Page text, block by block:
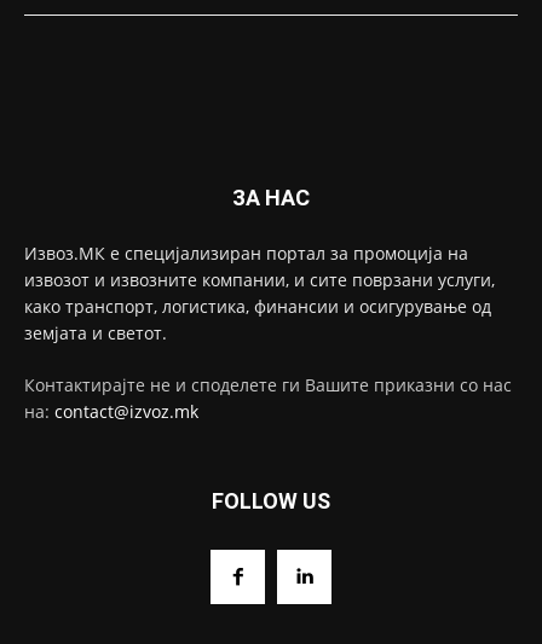
ЗА НАС
Извоз.МК е специјализиран портал за промоција на
извозот и извозните компании, и сите поврзани услуги,
како транспорт, логистика, финансии и осигурување од
земјата и светот.
Контактирајте не и споделете ги Вашите приказни со нас
на: contact@izvoz.mk
FOLLOW US